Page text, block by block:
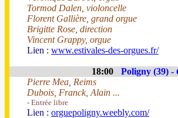
Tormod Dalen, violoncelle
Florent Gallière, grand orgue
Brigitte Rose, direction
Vincent Grappy, orgue
Lien : www.estivales-des-orgues.fr/
18:00 Poligny (39) -
Pierre Mea, Reims
Dubois, Franck, Alain ...
- Entrée libre
Lien : orguepoligny.weebly.com/